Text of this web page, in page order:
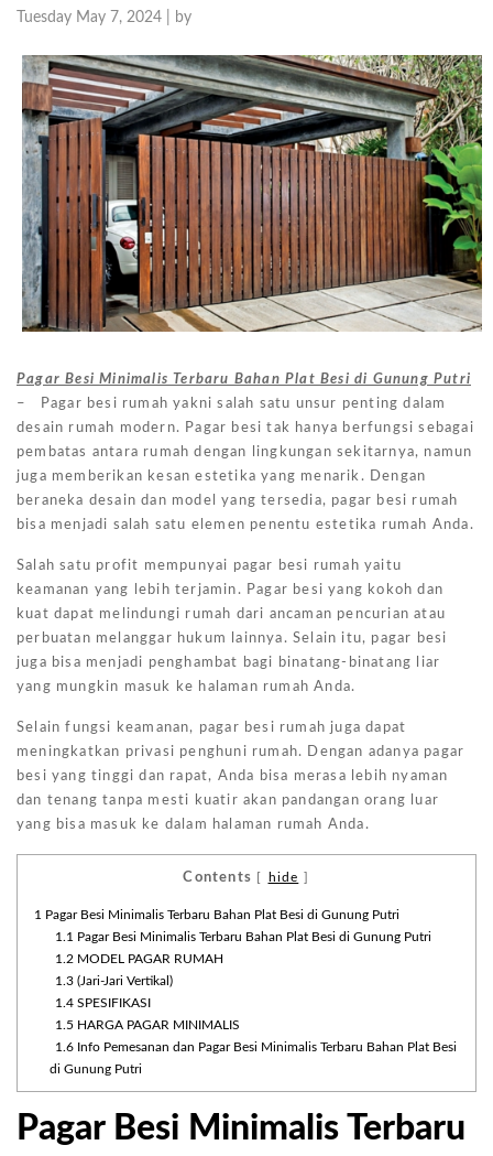
Tuesday May 7, 2024 | by
Pagar Besi Minimalis Terbaru Bahan Plat Besi di Gunung Putri
– Pagar besi rumah yakni salah satu unsur penting dalam
desain rumah modern. Pagar besi tak hanya berfungsi sebagai
pembatas antara rumah dengan lingkungan sekitarnya, namun
juga memberikan kesan estetika yang menarik. Dengan
beraneka desain dan model yang tersedia, pagar besi rumah
bisa menjadi salah satu elemen penentu estetika rumah Anda.
Salah satu profit mempunyai pagar besi rumah yaitu
keamanan yang lebih terjamin. Pagar besi yang kokoh dan
kuat dapat melindungi rumah dari ancaman pencurian atau
perbuatan melanggar hukum lainnya. Selain itu, pagar besi
juga bisa menjadi penghambat bagi binatang-binatang liar
yang mungkin masuk ke halaman rumah Anda.
Selain fungsi keamanan, pagar besi rumah juga dapat
meningkatkan privasi penghuni rumah. Dengan adanya pagar
besi yang tinggi dan rapat, Anda bisa merasa lebih nyaman
dan tenang tanpa mesti kuatir akan pandangan orang luar
yang bisa masuk ke dalam halaman rumah Anda.
Contents hide
1 Pagar Besi Minimalis Terbaru Bahan Plat Besi di Gunung Putri
1.1 Pagar Besi Minimalis Terbaru Bahan Plat Besi di Gunung Putri
1.2 MODEL PAGAR RUMAH
1.3(Jari-Jari Vertikal)
1.4SPESIFIKASI
1.5 HARGA PAGAR MINIMALIS
1.6Info Pemesanan dan Pagar Besi Minimalis Terbaru Bahan Plat Besi
di Gunung Putri
Pagar Besi Minimalis Terbaru